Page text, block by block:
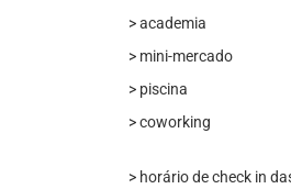
> academia
> mini-mercado
> piscina
> coworking
> horário de check in